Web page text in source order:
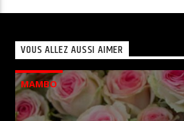
VOUS ALLEZ AUSSI AIMER
MAMBO